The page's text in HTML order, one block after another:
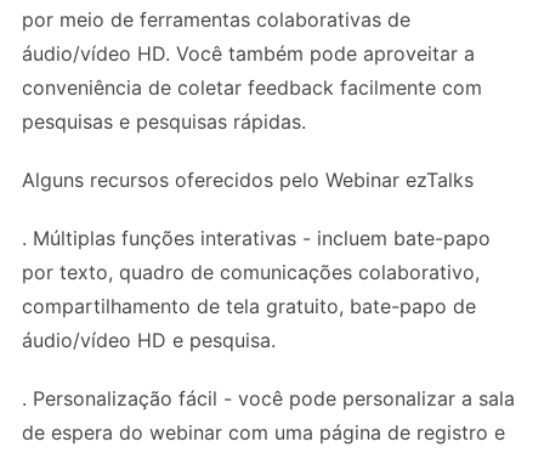
por meio de ferramentas colaborativas de
áudio/vídeo HD. Você também pode aproveitar a
conveniência de coletar feedback facilmente com
pesquisas e pesquisas rápidas.
Alguns recursos oferecidos pelo Webinar ezTalks
. Múltiplas funções interativas - incluem bate-papo
por texto, quadro de comunicações colaborativo,
compartilhamento de tela gratuito, bate-papo de
áudio/vídeo HD e pesquisa.
. Personalização fácil - você pode personalizar a sala
de espera do webinar com uma página de registro e